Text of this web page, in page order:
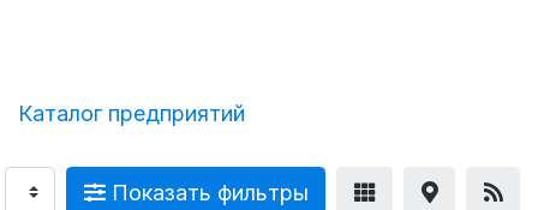
Каталог предприятий
Показать фильтры